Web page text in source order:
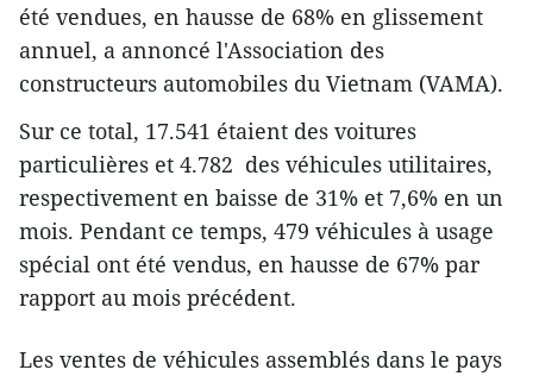
été vendues, en hausse de 68% en glissement
annuel, a annoncé l'Association des
constructeurs automobiles du Vietnam (VAMA).
Sur ce total, 17.541 étaient des voitures
particulières et 4.782 des véhicules utilitaires,
respectivement en baisse de 31% et 7,6% en un
mois. Pendant ce temps, 479 véhicules à usage
spécial ont été vendus, en hausse de 67% par
rapport au mois précédent.
Les ventes de véhicules assemblés dans le pays